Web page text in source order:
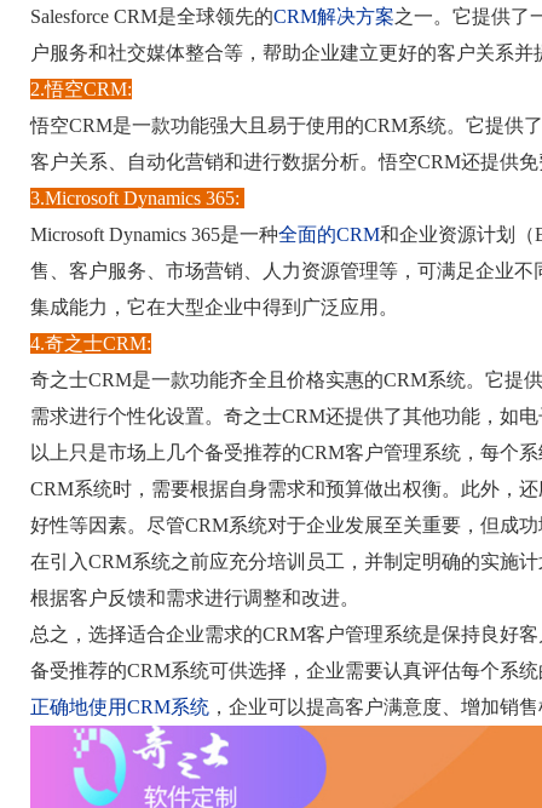
Salesforce CRM是全球领先的CRM解决方案之一。它提供了
户服务和社交媒体整合等，帮助企业建立更好的客户关系并
2.悟空CRM:
悟空CRM是一款功能强大且易于使用的CRM系统。它提供
客户关系、自动化营销和进行数据分析。悟空CRM还提供
3.Microsoft Dynamics 365:
Microsoft Dynamics 365是一种全面的CRM和企业资源计划（
售、客户服务、市场营销、人力资源管理等，可满足企业
集成能力，它在大型企业中得到广泛应用。
4.奇之士CRM:
奇之士CRM是一款功能齐全且价格实惠的CRM系统。它提
需求进行个性化设置。奇之士CRM还提供了其他功能，如
以上只是市场上几个备受推荐的CRM客户管理系统，每个
CRM系统时，需要根据自身需求和预算做出权衡。此外，
好性等因素。尽管CRM系统对于企业发展至关重要，但成
在引入CRM系统之前应充分培训员工，并制定明确的实施
根据客户反馈和需求进行调整和改进。
总之，选择适合企业需求的CRM客户管理系统是保持良好
备受推荐的CRM系统可供选择，企业需要认真评估每个系
正确地使用CRM系统 ，企业可以提高客户满意度、增加销